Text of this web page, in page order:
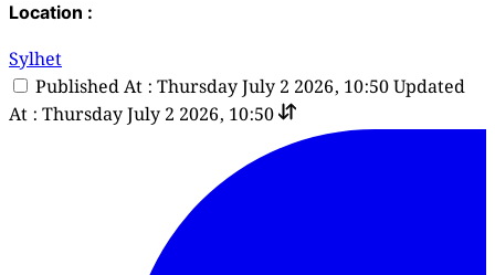
Location :
Sylhet
Published At : Thursday July 2 2026, 10:50Updated
At : Thursday July 2 2026, 10:50